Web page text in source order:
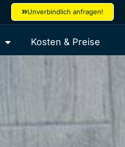
Unverbindlich anfragen!
Kosten & Preise